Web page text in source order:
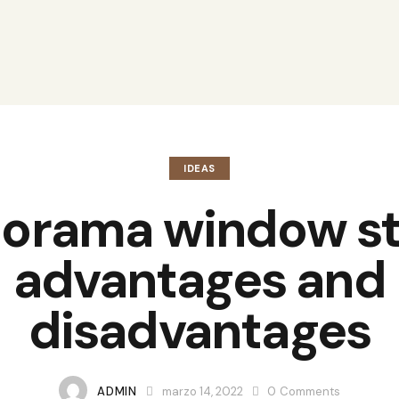
IDEAS
window
advantages and
disadvantages
ADMIN marzo 14, 2022 0 Comments